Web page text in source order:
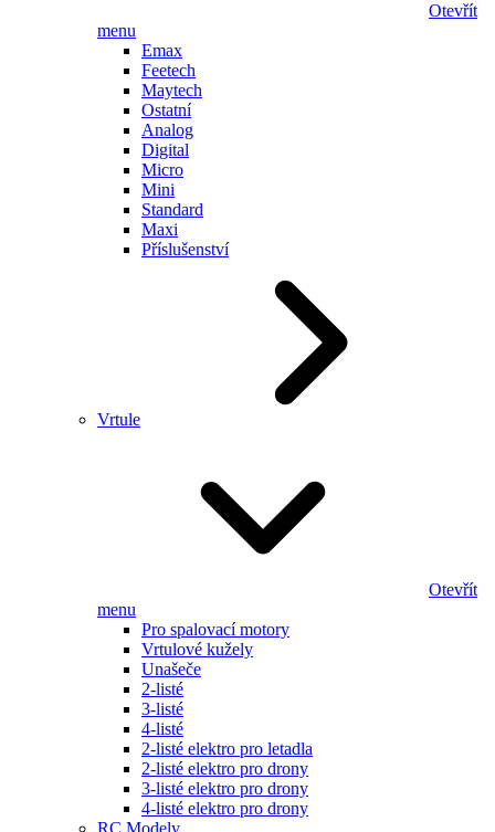
Otevřít
menu
Emax
Feetech
Maytech
Ostatní
Analog
Digital
Micro
Mini
Standard
Maxi
Příslušenství
Vrtule
Otevřít
menu
Pro spalovací motory
Vrtulové kužely
Unašeče
2-listé
3-listé
4-listé
2-listé elektro pro letadla
2-listé elektro pro drony
3-listé elektro pro drony
4-listé elektro pro drony
RC Modely